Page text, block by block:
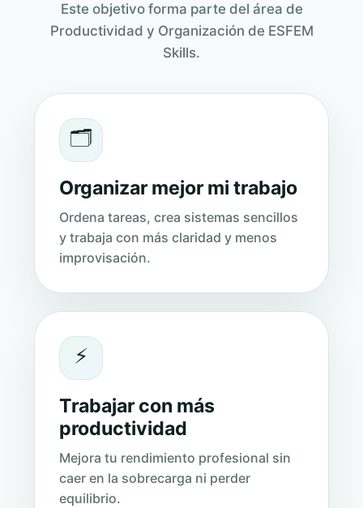
Este objetivo forma parte del área de
Productividad y Organización de ESFEM
Skills.
🗂️
Organizar mejor mi trabajo
Ordena tareas, crea sistemas sencillos
y trabaja con más claridad y menos
improvisación.
⚡
Trabajar con más
productividad
Mejora tu rendimiento profesional sin
caer en la sobrecarga ni perder
equilibrio.